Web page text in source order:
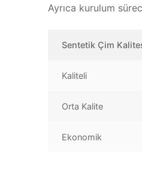
Ayrıca kurulum
Sentetik Çim
Kaliteli
Orta Kalite
Ekonomik